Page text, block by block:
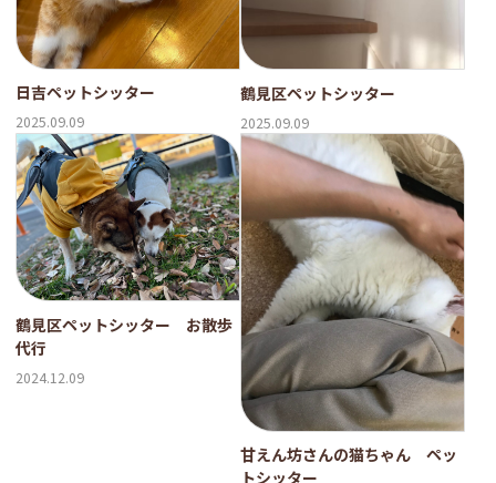
日吉ペットシッター
2025.09.09
鶴見区ペットシッター
2025.09.09
鶴見区ペットシッター お散歩
代行
2024.12.09
甘えん坊さんの猫ちゃん ペッ
トシッター